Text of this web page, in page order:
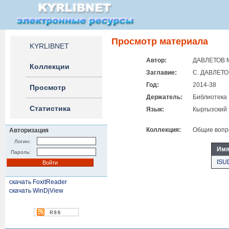
KYRLIBNET
Коллекции
Просмотр
Статистика
Авторизация
Логин:
Пароль:
скачать FoxitReader
скачать WinDjView
Просмотр материала
Автор:
ДАВЛЕТОВ
Заглавие:
С.
Год:
2014-38
Держатель:
Язык:
Кыргызский
Коллекция: Общие